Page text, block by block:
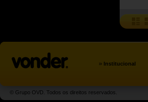
» Institucional
© Grupo OVD. Todos os direitos reservados.